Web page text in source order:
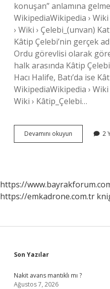
konuşan” anlamına
WikipediaWikipedia ›
› Wiki › Çelebi_(unvan)
Kâtip Çelebi’nin gerçek
Ordu görevlisi olarak
halk arasında Kâtip
Hacı Halife, Batı’da ise
WikipediaWikipedia ›
Wiki › Kâtip_Çelebi…
Devamını okuyun Mehmet
Çelebinin
2
https://
https://emkadrone.com.tr
Sidebar
Son Yazılar
Nakit avans mantıklı mı ?
Ağustos 7, 2026